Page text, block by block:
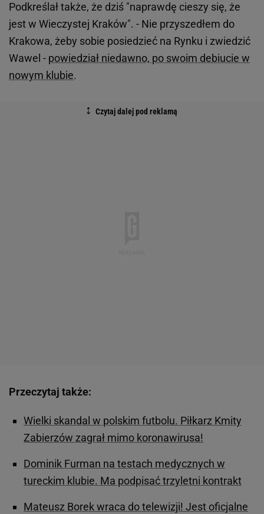
Podkreślał także, że dziś "naprawdę cieszy się, że
jest w Wieczystej Kraków". - Nie przyszedłem do
Krakowa, żeby sobie posiedzieć na Rynku i zwiedzić
Wawel - powiedział niedawno, po swoim debiucie w
nowym klubie.
Przeczytaj także:
Wielki skandal w polskim futbolu. Piłkarz Kmity
Zabierzów zagrał mimo koronawirusa!
Dominik Furman na testach medycznych w
tureckim klubie. Ma podpisać trzyletni kontrakt
Mateusz Borek wraca do telewizji! Jest oficjalne